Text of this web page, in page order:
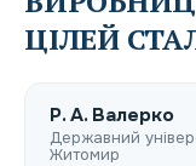
ЦІЛЕЙ
Р. А. Валерко
Державний
Житомир